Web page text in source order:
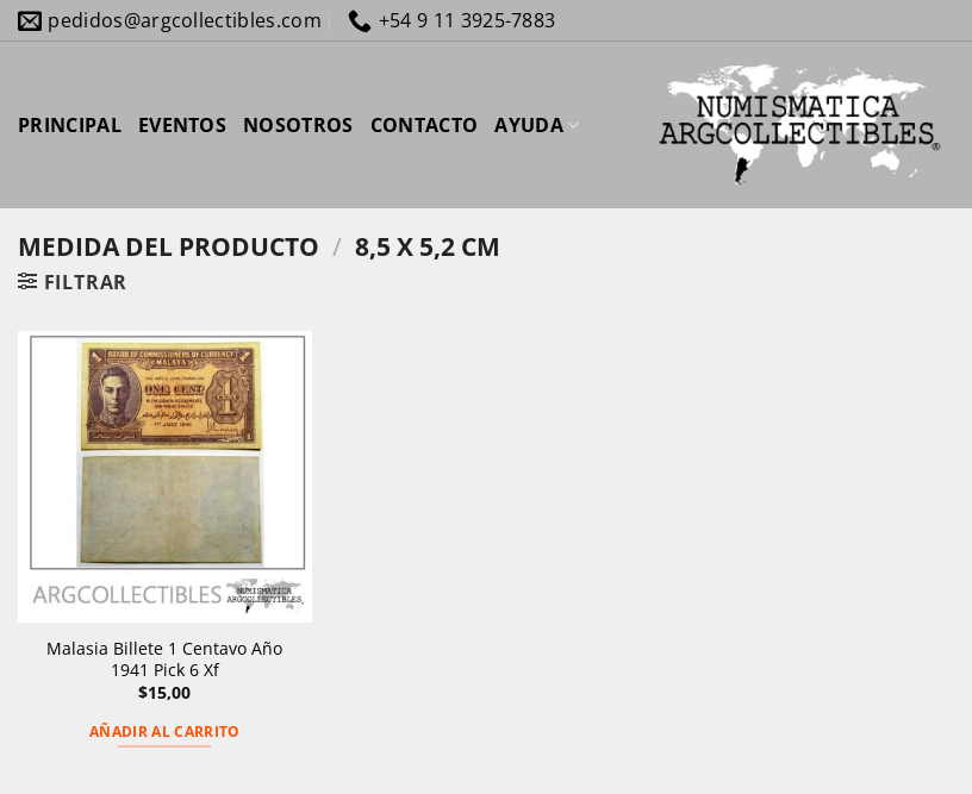
Saltar
al
pedidos@argcollectibles.com +54 9 11 3925-7883
PRINCIPAL EVENTOS NOSOTROS CONTACTO AYUDA
MEDIDA DEL PRODUCTO / 8,5 X 5,2 CM
FILTRAR
Malasia Billete 1 Centavo Año
1941 Pick 6 Xf
$15,00
AÑADIR AL CARRITO